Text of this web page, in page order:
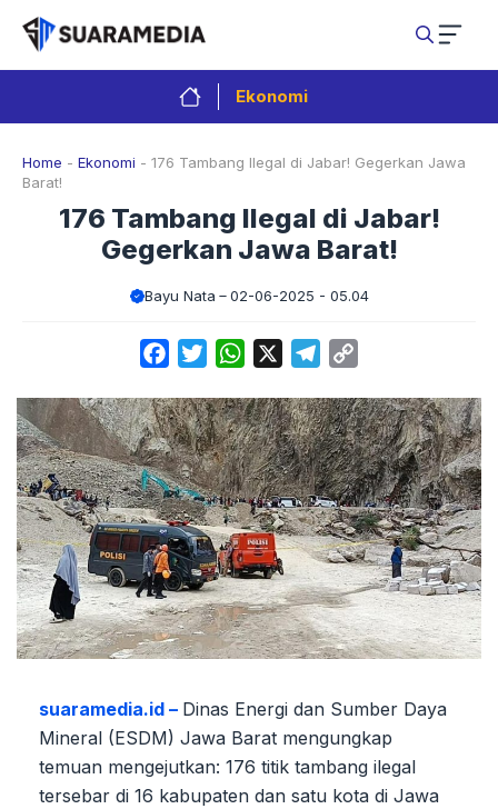
Langsung
isi
Ekonomi
Home - Ekonomi - 176 Tambang Ilegal di Jabar! Gegerkan Jawa
Barat!
176 Tambang Ilegal di Jabar!
Gegerkan Jawa Barat!
Bayu Nata 02-06-2025 - 05.04
FacebookTwitterWhatsApp Telegram
suaramedia.id – Dinas Energi dan Sumber Daya
Mineral (ESDM) Jawa Barat mengungkap
temuan mengejutkan: 176 titik tambang ilegal
tersebar di 16 kabupaten dan satu kota di Jawa